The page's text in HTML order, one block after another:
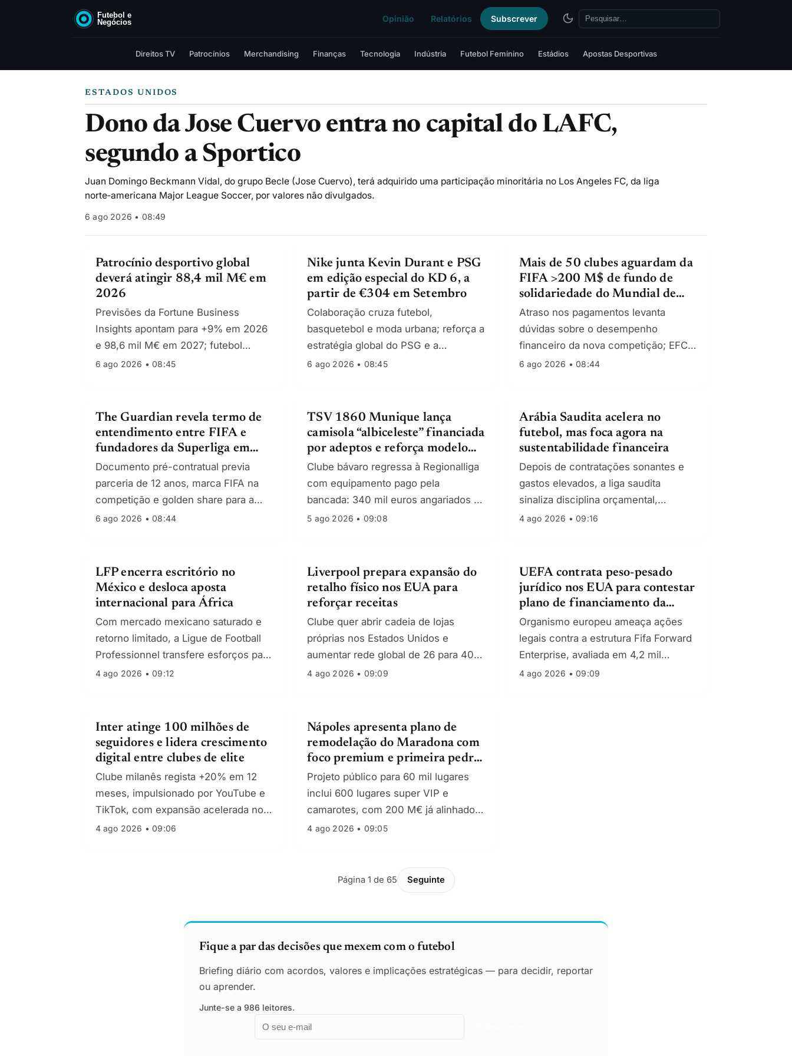
Opinião Relatórios Subscrever
Direitos TV Patrocínios Merchandising Finanças Tecnologia Indústria Futebol Feminino Estádios Apostas Desportivas
ESTADOS UNIDOS
Dono da Jose Cuervo entra no capital do LAFC,
segundo a Sportico
Juan Domingo Beckmann Vidal, do grupo Becle (Jose Cuervo), terá adquirido uma participação minoritária no Los Angeles FC, da liga
norte‑americana Major League Soccer, por valores não divulgados.
6 ago 2026 • 08:49
Patrocínio desportivo global
deverá atingir 88,4 mil M€ em
2026
Previsões da Fortune Business
Insights apontam para +9% em 2026
e 98,6 mil M€ em 2027; futebol
mantém a maior fatia e Europa
6 ago 2026 • 08:45
Nike junta Kevin Durant e PSG
em edição especial do KD 6, a
partir de €304 em Setembro
Colaboração cruza futebol,
basquetebol e moda urbana; reforça a
estratégia global do PSG e a
activação do contrato vitalício de
6 ago 2026 • 08:45
Mais de 50 clubes aguardam da
FIFA >200 M$ de fundo de
solidariedade do Mundial de
Clubes
Atraso nos pagamentos levanta
dúvidas sobre o desempenho
financeiro da nova competição; EFC
pressiona por calendário e critérios
6 ago 2026 • 08:44
The Guardian revela termo de
entendimento entre FIFA e
fundadores da Superliga em
2020
Documento pré-contratual previa
parceria de 12 anos, marca FIFA na
competição e golden share para a
federação; clube mundial anual
6 ago 2026 • 08:44
TSV 1860 Munique lança
camisola “albiceleste” financiada
por adeptos e reforça modelo
50+1
Clube bávaro regressa à Regionalliga
com equipamento pago pela
bancada: 340 mil euros angariados e
mensagem política contra o antigo
5 ago 2026 • 09:08
Arábia Saudita acelera no
futebol, mas foca agora na
sustentabilidade financeira
Depois de contratações sonantes e
gastos elevados, a liga saudita
sinaliza disciplina orçamental,
controlo de défices e novas fontes de
4 ago 2026 • 09:16
LFP encerra escritório no
México e desloca aposta
internacional para África
Com mercado mexicano saturado e
retorno limitado, a Ligue de Football
Professionnel transfere esforços para
o Senegal; Fox mantém Liga 1 no país
4 ago 2026 • 09:12
Liverpool prepara expansão do
retalho físico nos EUA para
reforçar receitas
Clube quer abrir cadeia de lojas
próprias nos Estados Unidos e
aumentar rede global de 26 para 40
espaços até 2030, de olho nos 26
4 ago 2026 • 09:09
UEFA contrata peso-pesado
jurídico nos EUA para contestar
plano de financiamento da
FIFA
Organismo europeu ameaça ações
legais contra a estrutura Fifa Forward
Enterprise, avaliada em 4,2 mil
milhões de dólares, e notifica
4 ago 2026 • 09:09
Inter atinge 100 milhões de
seguidores e lidera crescimento
digital entre clubes de elite
Clube milanês regista +20% em 12
meses, impulsionado por YouTube e
TikTok, com expansão acelerada nos
Estados Unidos e Américas.
4 ago 2026 • 09:06
Nápoles apresenta plano de
remodelação do Maradona com
foco premium e primeira pedra
em 2027
Projeto público para 60 mil lugares
inclui 600 lugares super VIP e
camarotes, com 200 M€ já alinhados
entre região e município. Cidade quer
4 ago 2026 • 09:05
Página 1 de 65 Seguinte
Fique a par das decisões que mexem com o futebol
Briefing diário com acordos, valores e implicações estratégicas — para decidir, reportar
ou aprender.
Junte-se a 986 leitores.
Email
Empresa